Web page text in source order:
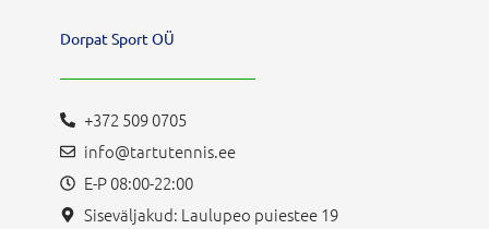
Dorpat Sport OÜ
+372 509 0705
info@tartutennis.ee
E-P 08:00-22:00
Siseväljakud: Laulupeo puiestee 19